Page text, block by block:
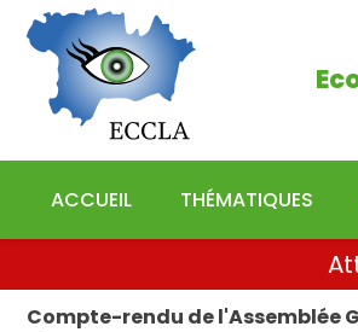
ACCUEIL THÉMATIQUES
Compte-rendu de l'Assemblée